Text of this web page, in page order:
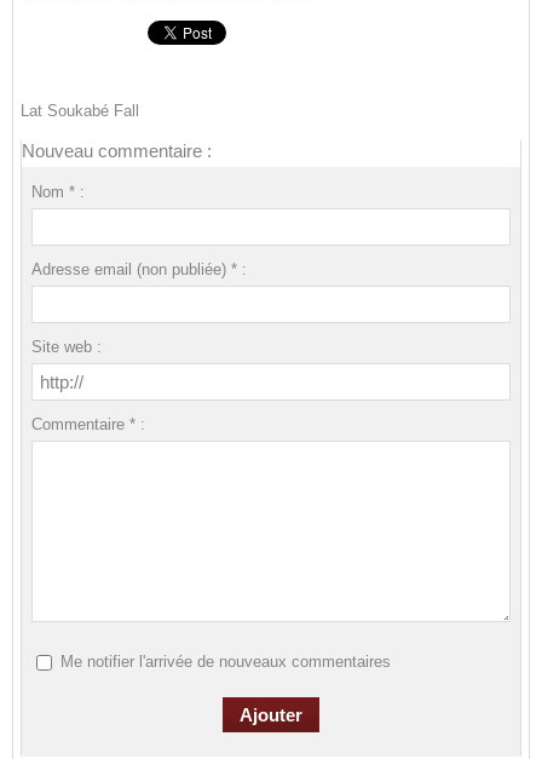
Lat Soukabé Fall
Nouveau commentaire :
Nom * :
Adresse email (non publiée) * :
Site web :
Commentaire * :
Me notifier l'arrivée de nouveaux commentaires